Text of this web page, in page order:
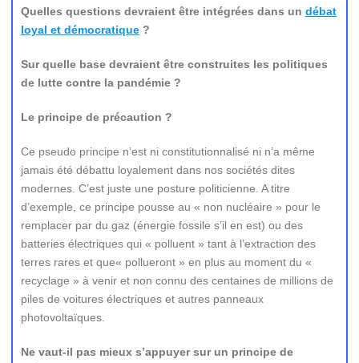
Quelles questions devraient être intégrées dans un débat
loyal et démocratique ?
Sur quelle base devraient être construites les politiques
de lutte contre la pandémie ?
Le principe de précaution ?
Ce pseudo principe n’est ni constitutionnalisé ni n’a même
jamais été débattu loyalement dans nos sociétés dites
modernes. C’est juste une posture politicienne. A titre
d’exemple, ce principe pousse au « non nucléaire » pour le
remplacer par du gaz (énergie fossile s’il en est) ou des
batteries électriques qui « polluent » tant à l’extraction des
terres rares et que« pollueront » en plus au moment du «
recyclage » à venir et non connu des centaines de millions de
piles de voitures électriques et autres panneaux
photovoltaïques.
Ne vaut-il pas mieux s’appuyer sur un principe de